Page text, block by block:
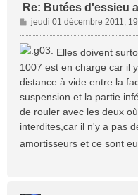
Re: Butées d'essieu
M
e
s
a
g
e
jeudi 01 décembre 2011,
Elles doivent
1007 est en charge car il
distance à vide entre la
suspension et la partie
de rouler avec les deux
interdites,car il n'y a pas
amortisseurs et ce sont